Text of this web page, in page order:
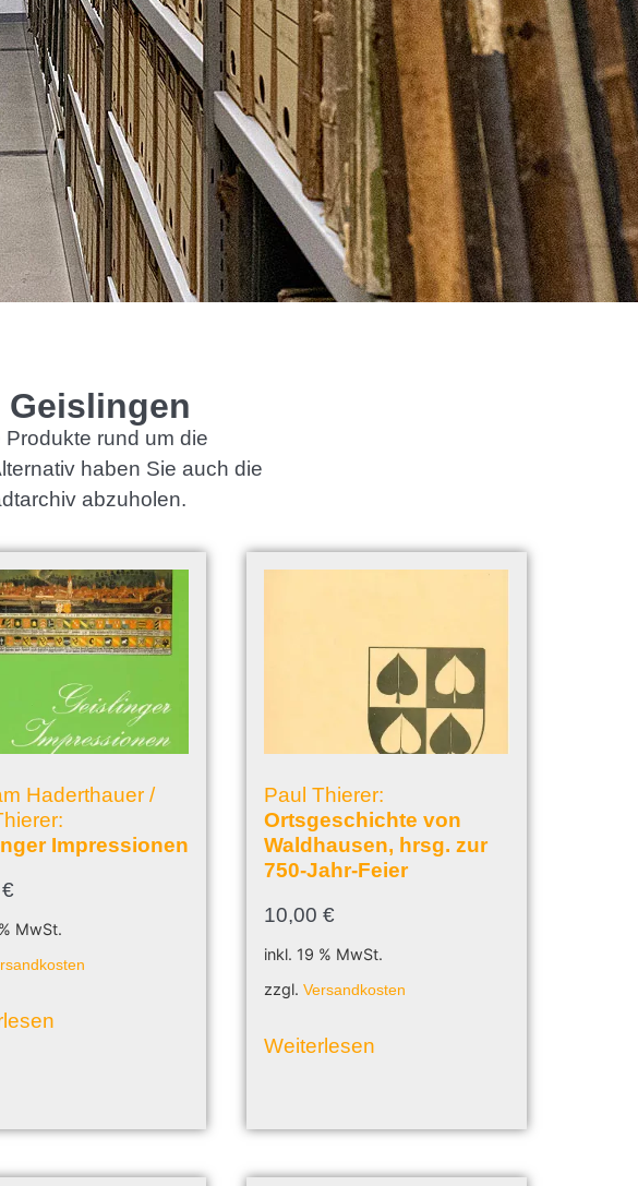
rund um die
haben Sie auch die
abzuholen.
Haderthauer /
Impressionen
€
MwSt.
Paul Thierer:
Ortsgeschichte von
Waldhausen, hrsg. zur
750-Jahr-Feier
10,00 €
inkl. 19 % MwSt.
zzgl. Versandkosten
Weiterlesen